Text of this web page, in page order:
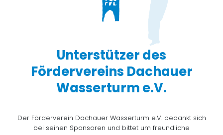
Unterstützer des
Fördervereins Dachauer
Wasserturm e.V.
Der Förderverein Dachauer Wasserturm e.V. bedankt sich
bei seinen Sponsoren und bittet um freundliche